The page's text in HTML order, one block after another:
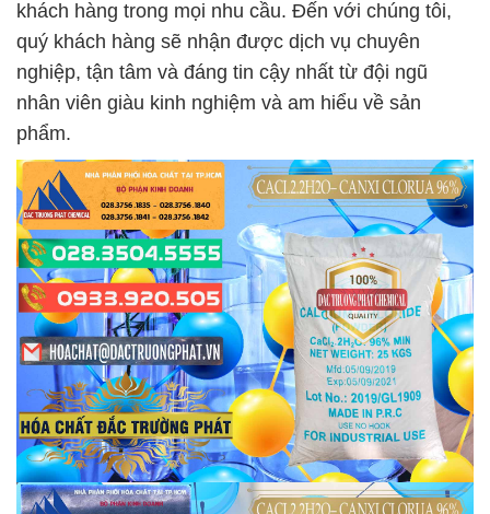
khách hàng trong mọi nhu cầu. Đến với chúng tôi,
quý khách hàng sẽ nhận được dịch vụ chuyên
nghiệp, tận tâm và đáng tin cậy nhất từ đội ngũ
nhân viên giàu kinh nghiệm và am hiểu về sản
phẩm.